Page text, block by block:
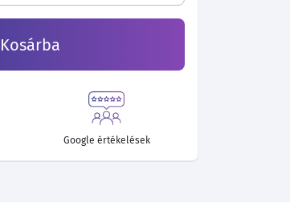
Kosárba
Google értékelések